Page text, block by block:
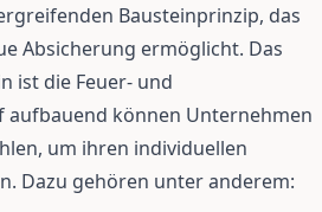
Bausteinprinzip, das
Absicherung ermöglicht. Das
ist die Feuer- und
aufbauend können Unternehmen
um ihren individuellen
Dazu gehören unter anderem: